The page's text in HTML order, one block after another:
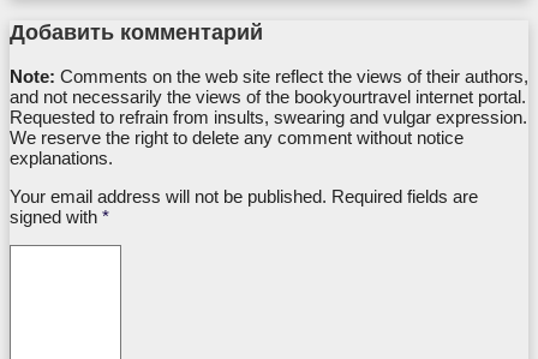
Добавить комментарий
Note: Comments on the web site reflect the views of their authors,
and not necessarily the views of the bookyourtravel internet portal.
Requested to refrain from insults, swearing and vulgar expression.
We reserve the right to delete any comment without notice
explanations.
Your email address will not be published. Required fields are
signed with *